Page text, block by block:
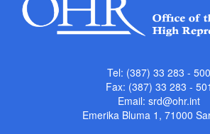
Tel: (387) 33 283 - 500
Fax: (387) 33 283 - 501
Email: srd@ohr.int
Emerika Bluma 1, 71000